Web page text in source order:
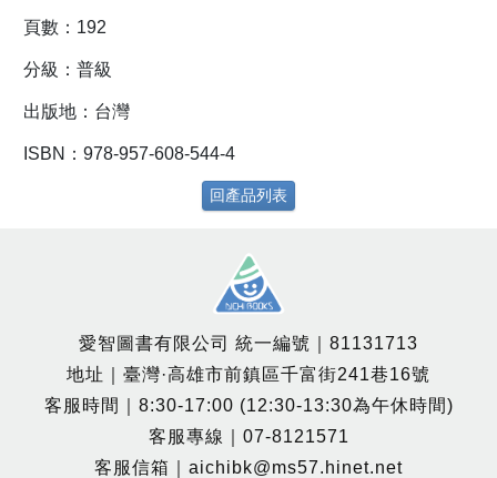
頁數：192
分級：普級
出版地：台灣
ISBN：978-957-608-544-4
回產品列表
愛智圖書有限公司 統一編號｜81131713
地址｜臺灣·高雄市前鎮區千富街241巷16號
客服時間｜8:30-17:00 (12:30-13:30為午休時間)
客服專線｜07-8121571
客服信箱｜aichibk@ms57.hinet.net